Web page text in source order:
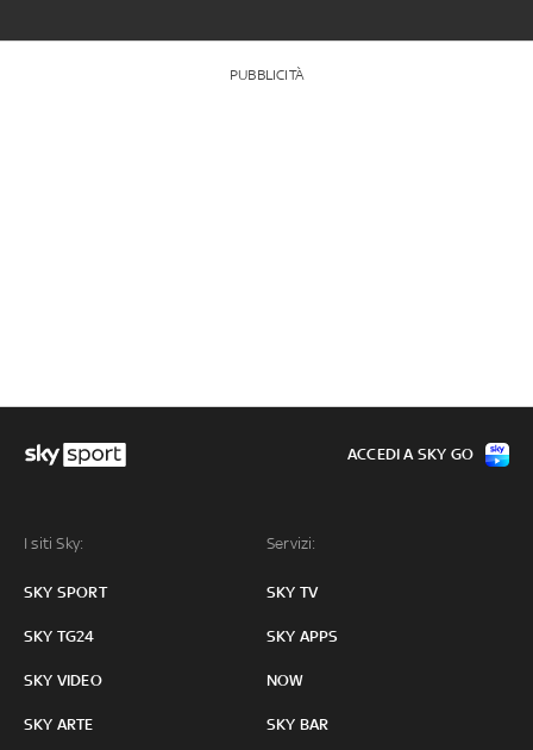
PUBBLICITÀ
I siti Sky:
SKY SPORT
SKY TG24
SKY VIDEO
SKY ARTE
Servizi:
SKY TV
SKY APPS
NOW
SKY BAR
ACCEDI A SKY GO